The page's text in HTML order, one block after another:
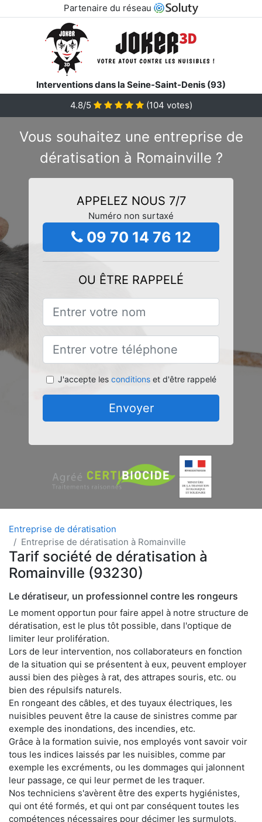
Partenaire du réseau
Interventions dans la Seine-Saint-Denis (93)
4.8/5
(104 votes)
Vous souhaitez une entreprise de
dératisation à Romainville ?
APPELEZ NOUS 7/7
Numéro non surtaxé
09 70 14 76 12
OU ÊTRE RAPPELÉ
J'accepte les conditionset d'être rappelé
Envoyer
Entreprise de dératisation
Entreprise de dératisation à Romainville
Tarif société de dératisation à
Romainville (93230)
Le dératiseur, un professionnel contre les rongeurs
Le moment opportun pour faire appel à notre structure de
dératisation, est le plus tôt possible, dans l'optique de
limiter leur prolifération.
Lors de leur intervention, nos collaborateurs en fonction
de la situation qui se présentent à eux, peuvent employer
aussi bien des pièges à rat, des attrapes souris, etc. ou
bien des répulsifs naturels.
En rongeant des câbles, et des tuyaux électriques, les
nuisibles peuvent être la cause de sinistres comme par
exemple des inondations, des incendies, etc.
Grâce à la formation suivie, nos employés vont savoir voir
tous les indices laissés par les nuisibles, comme par
exemple les excréments, ou les dommages qui jalonnent
leur passage, ce qui leur permet de les traquer.
Nos techniciens s'avèrent être des experts hygiénistes,
qui ont été formés, et qui ont par conséquent toutes les
compétences nécessaires pour décimer les surmulots,